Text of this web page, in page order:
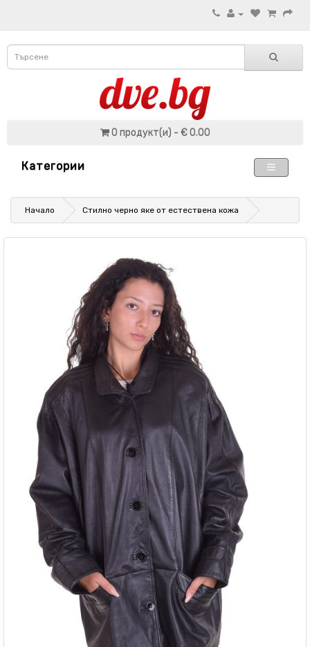
0 продукт(и) - € 0.00
Категории
Начало Стилно черно яке от естествена кожа